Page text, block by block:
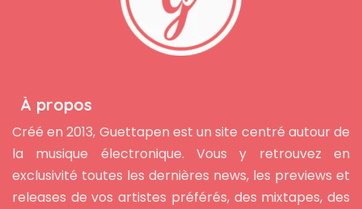
À propos
Créé en 2013, Guettapen est un site centré autour de
la musique électronique. Vous y retrouvez en
exclusivité toutes les dernières news, les previews et
releases de vos artistes préférés, des mixtapes, des